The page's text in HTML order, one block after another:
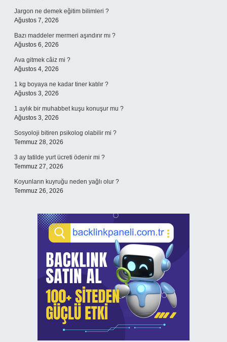
Jargon ne demek eğitim bilimleri ?
Ağustos 7, 2026
Bazı maddeler mermeri aşındırır mı ?
Ağustos 6, 2026
Ava gitmek câiz mi ?
Ağustos 4, 2026
1 kg boyaya ne kadar tiner katılır ?
Ağustos 3, 2026
1 aylık bir muhabbet kuşu konuşur mu ?
Ağustos 3, 2026
Sosyoloji bitiren psikolog olabilir mi ?
Temmuz 28, 2026
3 ay tatilde yurt ücreti ödenir mi ?
Temmuz 27, 2026
Koyunların kuyruğu neden yağlı olur ?
Temmuz 26, 2026